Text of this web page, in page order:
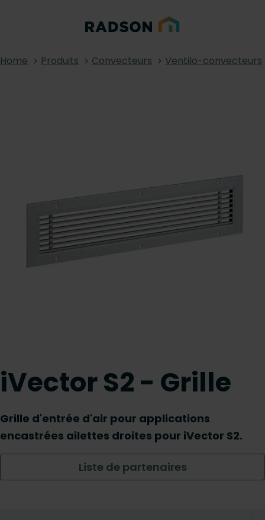
Home Produits Convecteurs Ventilo-convecteurs
iVector S2 - Grille
Grille d'entrée d'air pour applications
encastrées ailettes droites pour iVector S2.
Liste de partenaires